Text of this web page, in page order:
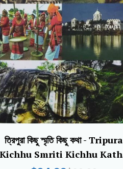
ত্রিপুরা কিছু স্মৃতি কিছু কথা - Tripura
Kichhu Smriti Kichhu